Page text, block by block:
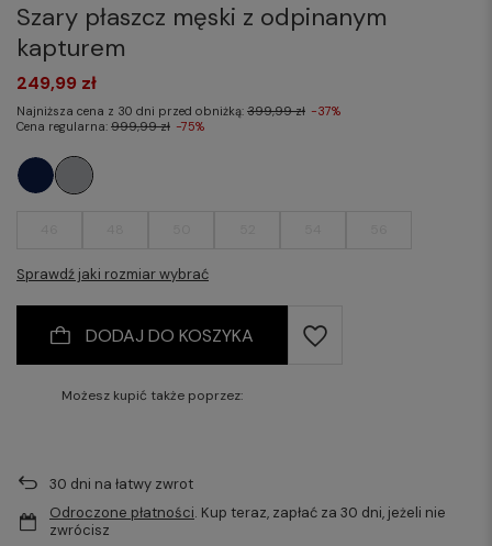
Szary płaszcz męski z odpinanym
kapturem
Sprawdź jaki rozmiar wybrać
249,99 zł
Najniższa cena z 30 dni przed obniżką: 399,99 zł -37%
Cena regularna: 999,99 zł -75%
DODAJ DO KOSZYKA
Możesz kupić także poprzez:
30 dni na łatwy zwrot
Odroczone płatności. Kup teraz, zapłać za 30 dni, jeżeli nie
zwrócisz